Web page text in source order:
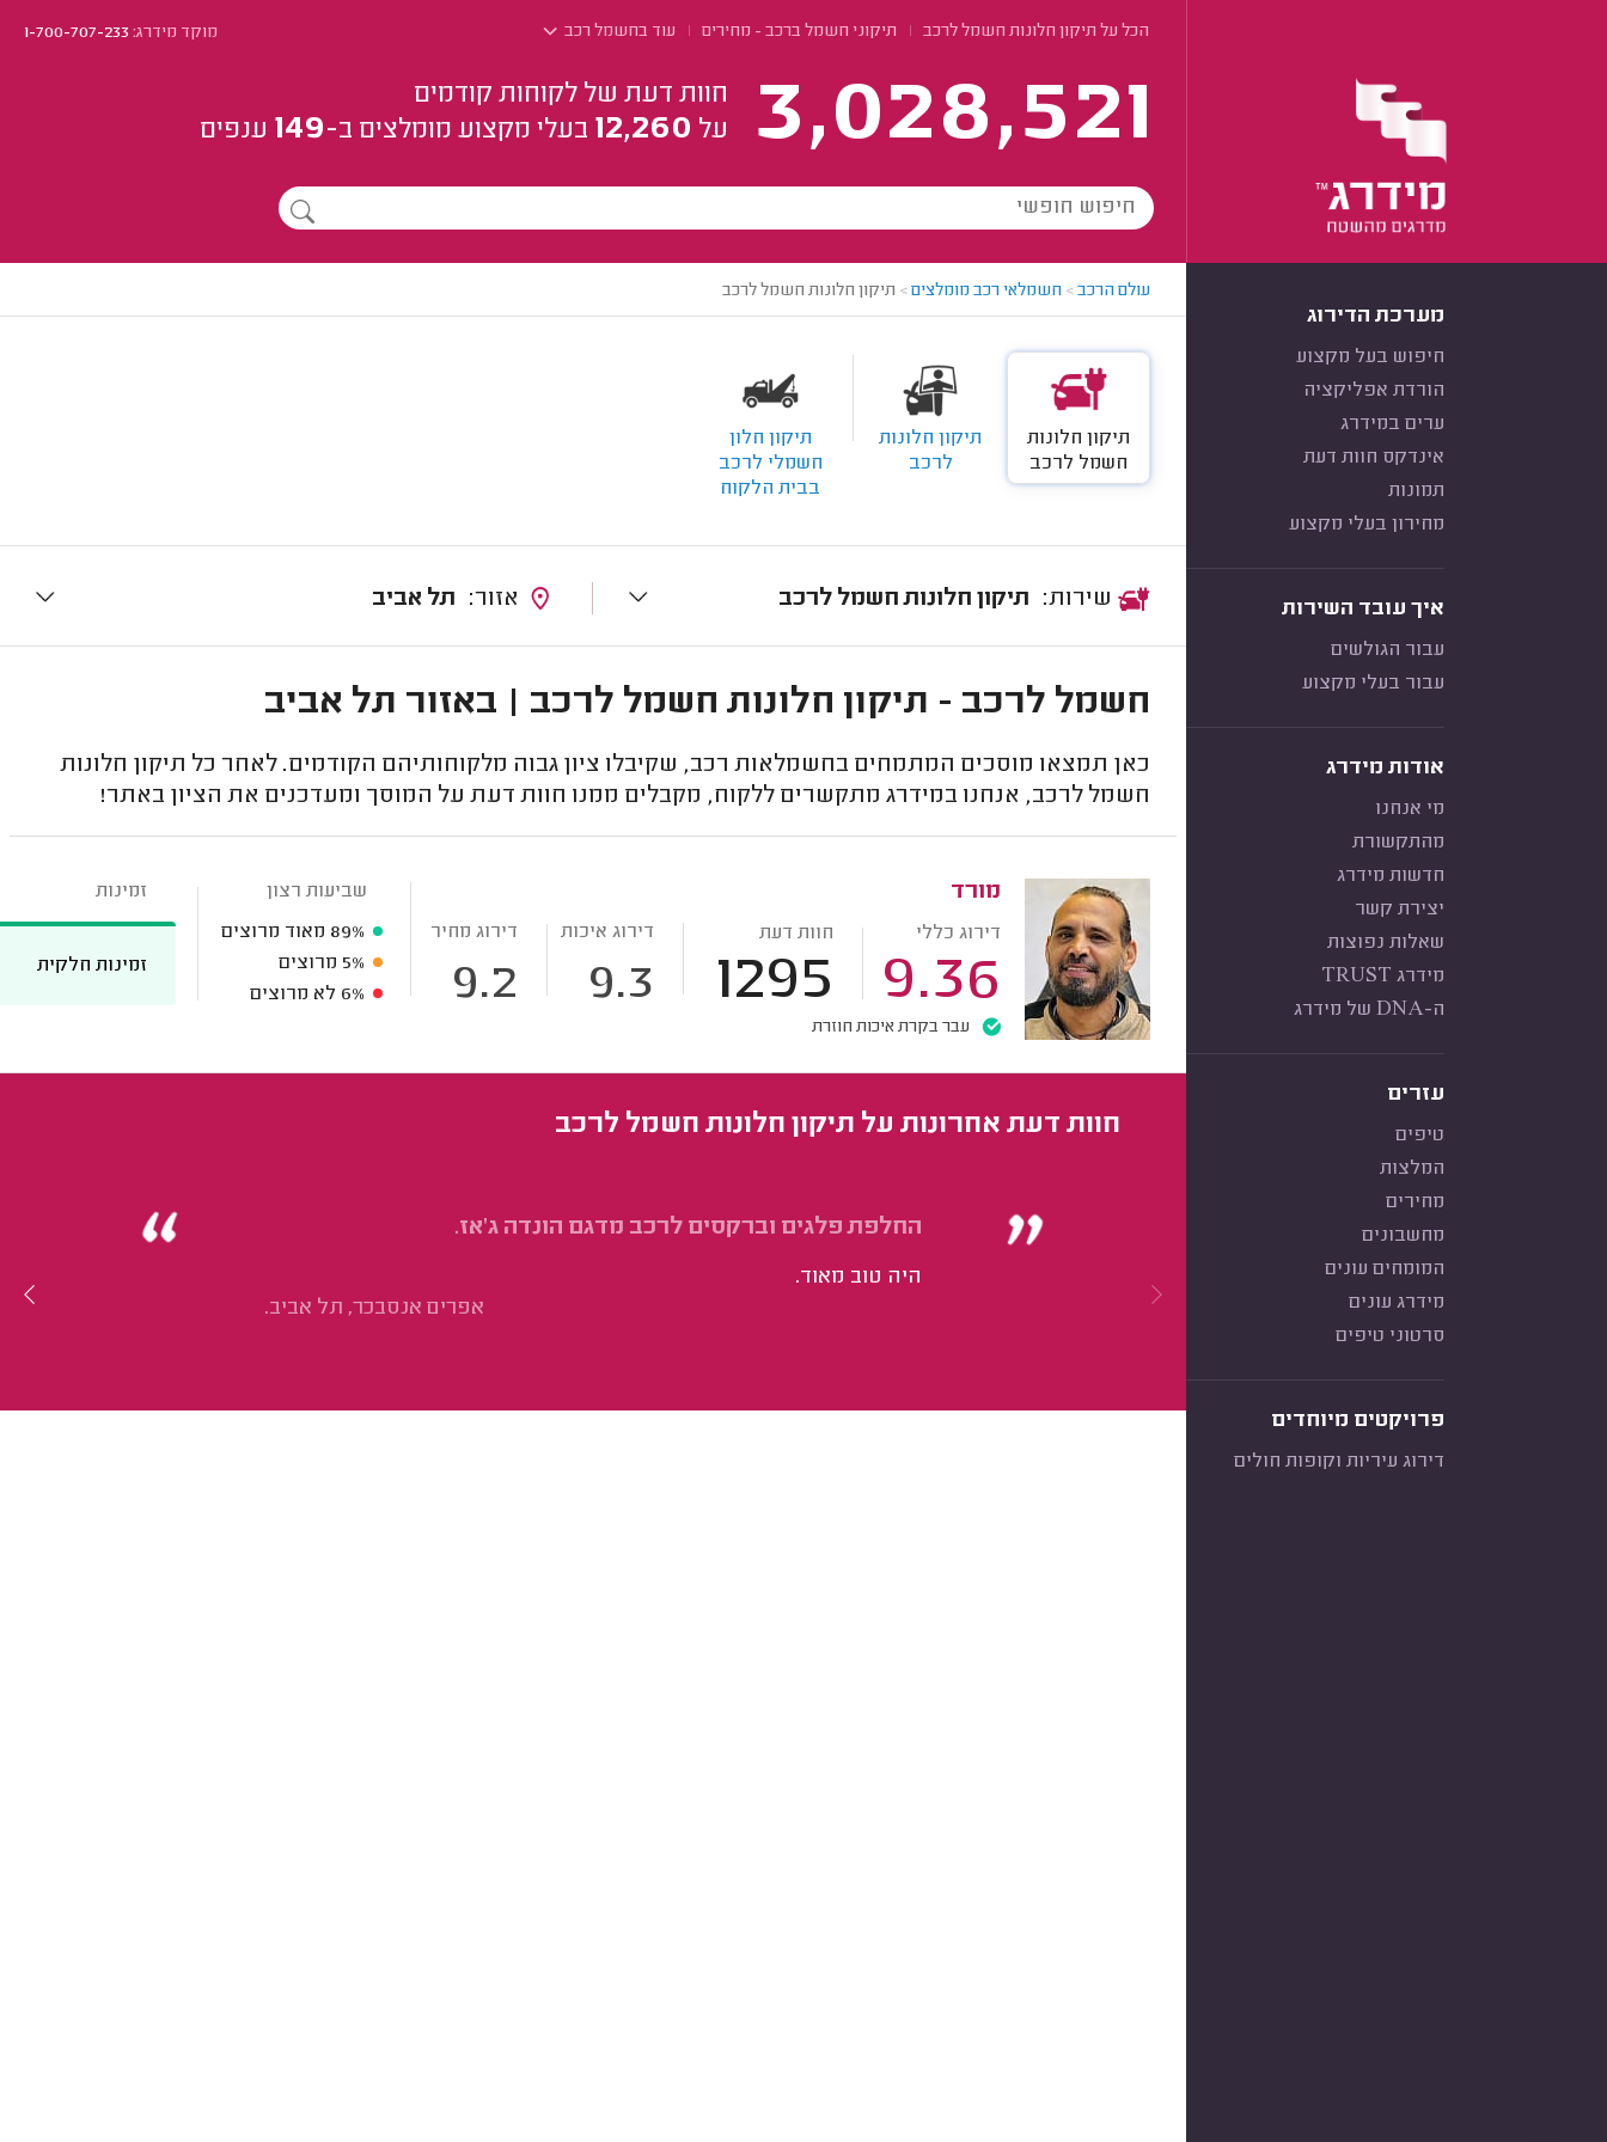
הכל על תיקון חלונות חשמל לרכב תיקוני חשמל ברכב - מחירים עוד בחשמל רכב מוקד מידרג:1-700-707-233
3,028,521
חוות דעת של לקוחות קודמים
על 12,260 בעלי מקצוע מומלצים ב-149 ענפים
מערכת הדירוג
חיפוש בעל מקצוע
הורדת אפליקציה
ערים במידרג
אינדקס חוות דעת
תמונות
מחירון בעלי מקצוע
איך עובד השירות
עבור הגולשים
עבור בעלי מקצוע
אודות מידרג
מי אנחנו
מהתקשורת
חדשות מידרג
יצירת קשר
שאלות נפוצות
מידרג TRUST
ה-DNA של מידרג
עזרים
טיפים
המלצות
מחירים
מחשבונים
המומחים עונים
מידרג עונים
סרטוני טיפים
פרויקטים מיוחדים
דירוג עיריות וקופות חולים
עולם הרכב> חשמלאי רכב מומלצים> תיקון חלונות חשמל לרכב
תיקון חלונות
חשמל לרכב
תיקון חלונות
לרכב
תיקון חלון
חשמלי לרכב
בבית הלקוח
תיקון חלונות חשמל לרכב תל אביב
חשמל לרכב - תיקון חלונות חשמל לרכב | באזור תל אביב
כאן תמצאו מוסכים המתמחים בחשמלאות רכב, שקיבלו ציון גבוה מלקוחותיהם הקודמים. לאחר כל תיקון חלונות
חשמל לרכב, אנחנו במידרג מתקשרים ללקוח, מקבלים ממנו חוות דעת על המוסך ומעדכנים את הציון באתר!
מורד
דירוג כללי
9.36
חוות דעת
1295
דירוג איכות
9.3
דירוג מחיר
9.2
עבר בקרת איכות חוזרת
שביעות רצון
89% מאוד מרוצים
5% מרוצים
6% לא מרוצים
זמינות
זמינות חלקית
חוות דעת אחרונות על תיקון חלונות חשמל לרכב
החלפת פלגים וברקסים לרכב מדגם הונדה ג'אז.
היה טוב מאוד.
אפרים אנסבכר, תל אביב.